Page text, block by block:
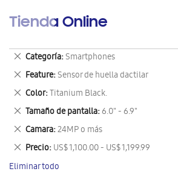
Tienda Online
Categoría Smartphones
Eliminar
este
artículo
Feature Sensor de huella dactilar
Eliminar
este
artículo
Color Titanium Black.
Eliminar
este
artículo
Tamaño de pantalla 6.0" - 6.9"
Eliminar
este
artículo
Camara 24MP o más
Eliminar
este
artículo
Precio US$ 1,100.00 - US$ 1,199.99
Eliminar
este
artículo
Eliminar todo